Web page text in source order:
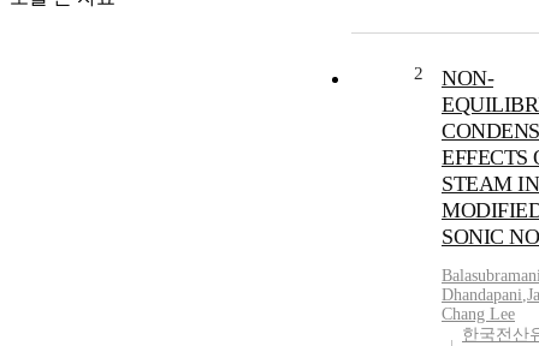
2
NON-
EFFECTS
STEAM
SONIC
Dhandapani,
Chang Lee
한국전산